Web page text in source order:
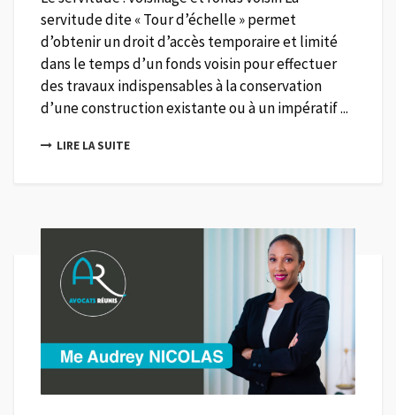
servitude dite « Tour d’échelle » permet
d’obtenir un droit d’accès temporaire et limité
dans le temps d’un fonds voisin pour effectuer
des travaux indispensables à la conservation
d’une construction existante ou à un impératif ...
LIRE LA SUITE